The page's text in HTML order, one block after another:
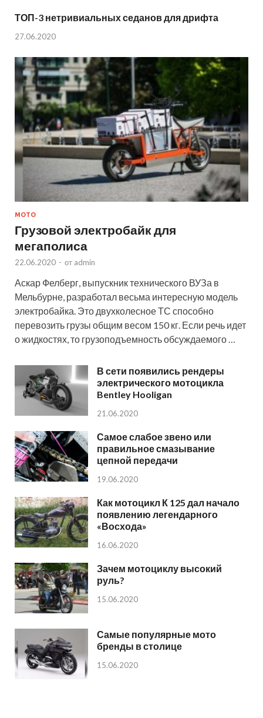
ТОП-3 нетривиальных седанов для дрифта
27.06.2020
МОТО
Грузовой электробайк для
мегаполиса
22.06.2020 - от admin
Аскар Фелберг, выпускник технического ВУЗа в
Мельбурне, разработал весьма интересную модель
электробайка. Это двухколесное ТС способно
перевозить грузы общим весом 150 кг. Если речь идет
о жидкостях, то грузоподъемность обсуждаемого …
В сети появились рендеры
электрического мотоцикла
Bentley Hooligan
21.06.2020
Самое слабое звено или
правильное смазывание
цепной передачи
19.06.2020
Как мотоцикл К 125 дал начало
появлению легендарного
«Восхода»
16.06.2020
Зачем мотоциклу высокий
руль?
15.06.2020
Самые популярные мото
бренды в столице
15.06.2020